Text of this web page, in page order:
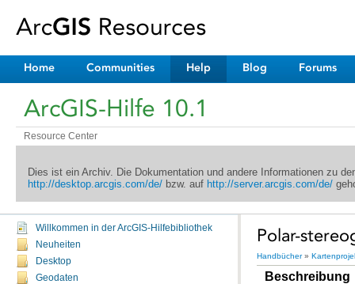
Home Communities Help Blog Forums
ArcGIS-Hilfe 10.1
Resource Center
Dies ist ein Archiv. Die Dokumentation und andere Informationen zu
http://desktop.arcgis.com/de/bzw. auf http://server.arcgis.com/de/
Willkommen in der ArcGIS-Hilfebibliothek
Neuheiten
Desktop
Geodaten
Polar-
Handbücher»
Beschreibung